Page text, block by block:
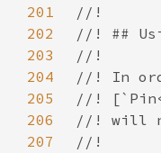
201
202
203
204
205
206
207